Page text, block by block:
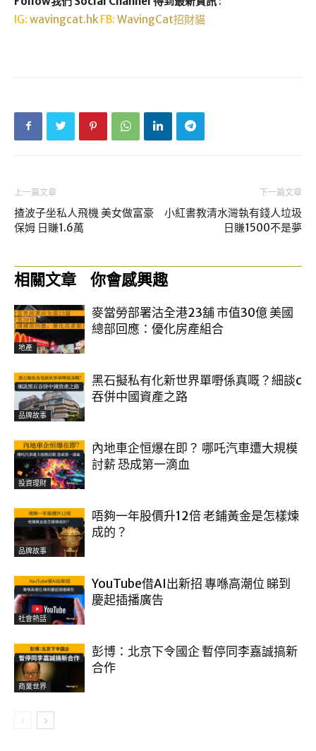
IG: wavingcat.hk FB: WavingCat招財貓
上一篇文章
揸波子坐私人飛機 美女做富豪
保姆 日賺1.6萬
下一篇文章
小紅書教清水灣執有錢人垃圾
日賺1500不是夢
相關文章 你會感興趣
地產
麥當勞部署沽全港23舖 市值30億 美國
總部回應：優化房產組合
品牌故事
黑石擬私有化新世界單嘢係真嘅？細談c
吞併中國資產之路
投資理財
內地車企恒爆在即？ 哪吒汽車遭大規模
討薪 恐成第一滴血
品牌故事
唔夠一年股價升12倍 老鋪黃金是怎樣煉
成的？
社會熱話
YouTube借AI出新招 專喺高潮位 睇到
慶起插播廣告
商業世界
彭博：北京下令國企 暫停同李嘉誠搞新
合作